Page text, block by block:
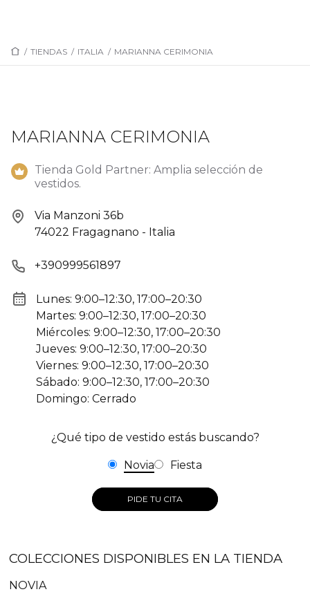
/ TIENDAS / ITALIA / MARIANNA CERIMONIA
MARIANNA CERIMONIA
Tienda Gold Partner: Amplia selección de
vestidos.
Via Manzoni 36b
74022 Fragagnano - Italia
+390999561897
Lunes: 9:00–12:30, 17:00–20:30
Martes: 9:00–12:30, 17:00–20:30
Miércoles: 9:00–12:30, 17:00–20:30
Jueves: 9:00–12:30, 17:00–20:30
Viernes: 9:00–12:30, 17:00–20:30
Sábado: 9:00–12:30, 17:00–20:30
Domingo: Cerrado
¿Qué tipo de vestido estás buscando?
Novia Fiesta
PIDE TU CITA
COLECCIONES DISPONIBLES EN LA TIENDA
NOVIA